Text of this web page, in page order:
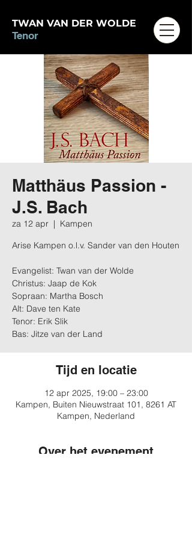
TWAN VAN DER WOLDE
Tenor
Matthäus Passion -
J.S. Bach
za 12 apr
  |
Kampen
Arise Kampen o.l.v. Sander van den Houten
Evangelist: Twan van der Wolde
Christus: Jaap de Kok
Sopraan: Martha Bosch
Alt: Dave ten Kate
Tenor: Erik Slik
Bas: Jitze van der Land
Tijd en locatie
12 apr 2025, 19:00 – 23:00
Kampen, Buiten Nieuwstraat 101, 8261 AT
Kampen, Nederland
Over het evenement